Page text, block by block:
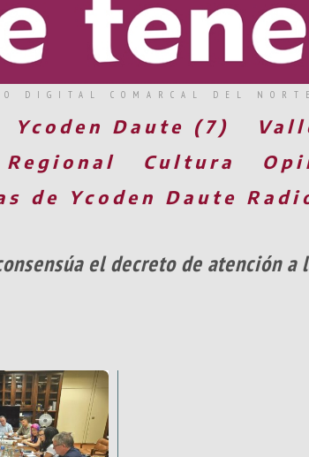
DIGITAL COMARCAL DEL
Ycoden Daute (7)
Regional Cultura
de Ycoden Daute
el decreto de atención